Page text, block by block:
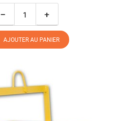
− +
AJOUTER AU PANIER